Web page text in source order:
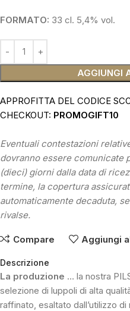
FORMATO: 33 cl. 5,4% vol.
AGGIUNGI
APPROFITTA DEL CODICE
CHECKOUT: PROMOGIFT10
Eventuali contestazioni
dovranno essere comunicate
(dieci) giorni dalla data di
termine, la copertura
automaticamente decaduta,
rivalse.
Compare Aggiungi
Descrizione
La produzione … la nostra
selezione di luppoli di alta
raffinato, esaltato dall’utilizzo